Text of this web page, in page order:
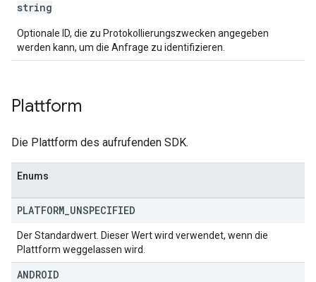
string
Optionale ID, die zu Protokollierungszwecken angegeben
werden kann, um die Anfrage zu identifizieren.
Plattform
Die Plattform des aufrufenden SDK.
Enums
PLATFORM UNSPECIFIED
Der Standardwert. Dieser Wert wird verwendet, wenn die
Plattform weggelassen wird.
ANDROID